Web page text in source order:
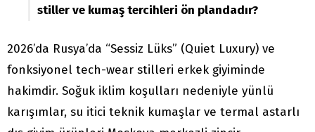
stiller ve kumaş tercihleri ön plandadır?
2026’da Rusya’da “Sessiz Lüks” (Quiet Luxury) ve
fonksiyonel tech-wear stilleri erkek giyiminde
hakimdir. Soğuk iklim koşulları nedeniyle yünlü
karışımlar, su itici teknik kumaşlar ve termal astarlı